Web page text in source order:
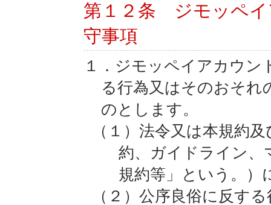
第１２条 ジモッペイ
守事項
１．ジモッペイアカウン
る行為又はそのおそれ
のとします。
（１）法令又は本規約
約、ガイドライン、
規約等」という。）
（２）公序良俗に反す